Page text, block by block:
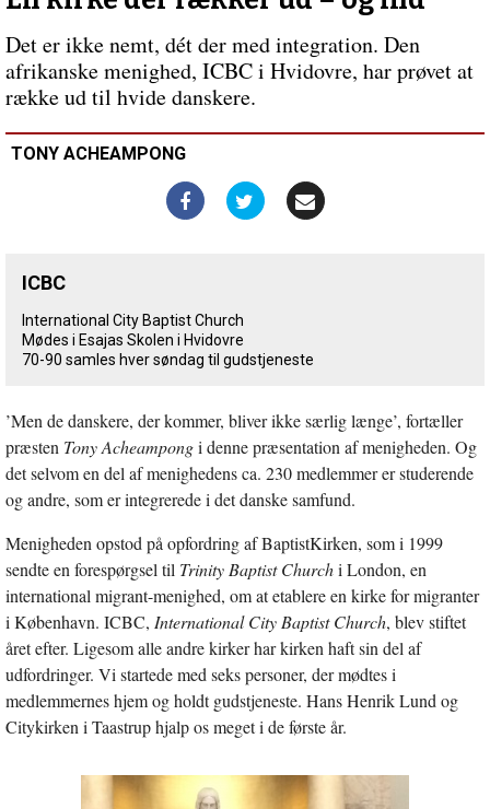
unge Forrige
indlæg:
Platform
lær
ny
scene
Det er ikke nemt, dét der med integration. Den
afrikanske menighed, ICBC i Hvidovre, har prøvet at
række ud til hvide danskere.
TONY ACHEAMPONG
ICBC
International City Baptist Church
Mødes i Esajas Skolen i Hvidovre
70-90 samles hver søndag til gudstjeneste
’Men de danskere, der kommer, bliver ikke særlig længe’, fortæller
præsten Tony Acheampongi denne præsentation af menigheden. Og
det selvom en del af menighedens ca. 230 medlemmer er studerende
og andre, som er integrerede i det danske samfund.
Menigheden opstod på opfordring af BaptistKirken, som i 1999
sendte en forespørgsel til Trinity Baptist Churchi London, en
international migrant-menighed, om at etablere en kirke for migranter
i København. ICBC, International City Baptist Church, blev stiftet
året efter. Ligesom alle andre kirker har kirken haft sin del af
udfordringer. Vi startede med seks personer, der mødtes i
medlemmernes hjem og holdt gudstjeneste. Hans Henrik Lund og
Citykirken i Taastrup hjalp os meget i de første år.